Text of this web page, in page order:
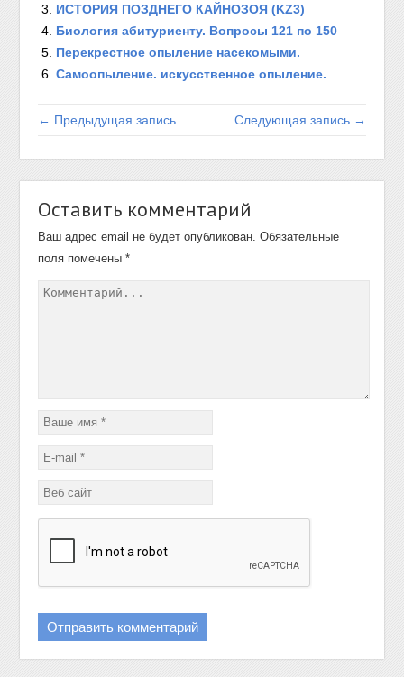
ИСТОРИЯ ПОЗДНЕГО КАЙНОЗОЯ (KZ3)
Биология абитуриенту. Вопросы 121 по 150
Перекрестное опыление насекомыми.
Самоопыление. искусственное опыление.
← Предыдущая запись Следующая запись →
Оставить комментарий
Ваш адрес email не будет опубликован. Обязательные
поля помечены*